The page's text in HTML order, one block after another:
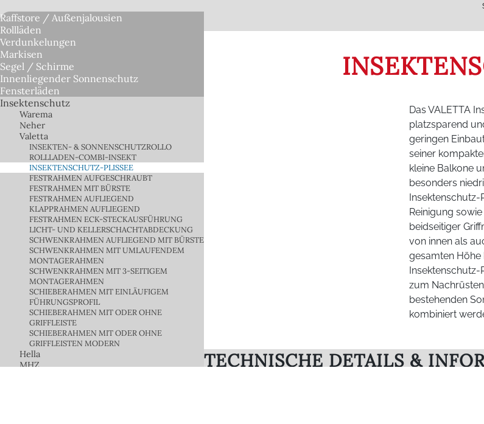
Raffstore / Außenjalousien
Rollläden
Verdunkelungen
Markisen
Segel / Schirme
Innenliegender Sonnenschutz
Fensterläden
Insektenschutz
Warema
Neher
Valetta
INSEKTEN- & SONNENSCHUTZROLLO
ROLLLADEN-COMBI-INSEKT
INSEKTENSCHUTZ-PLISSEE
FESTRAHMEN AUFGESCHRAUBT
FESTRAHMEN MIT BÜRSTE
FESTRAHMEN AUFLIEGEND
KLAPPRAHMEN AUFLIEGEND
FESTRAHMEN ECK-STECKAUSFÜHRUNG
LICHT- UND KELLERSCHACHTABDECKUNG
SCHWENKRAHMEN AUFLIEGEND MIT BÜRSTE
SCHWENKRAHMEN MIT UMLAUFENDEM
MONTAGERAHMEN
SCHWENKRAHMEN MIT 3-SEITIGEM
MONTAGERAHMEN
SCHIEBERAHMEN MIT EINLÄUFIGEM
FÜHRUNGSPROFIL
SCHIEBERAHMEN MIT ODER OHNE
GRIFFLEISTE
SCHIEBERAHMEN MIT ODER OHNE
GRIFFLEISTEN MODERN
Hella
MHZ
Das VALETTA
platzsparend
geringen
seiner
kleine Balkone
besonders
Insektenschutz-
Reinigung
beidseitiger
von innen als
gesamten Höhe
Insektenschutz-
zum
bestehenden
kombiniert
TECHNISCHE DETAILS &